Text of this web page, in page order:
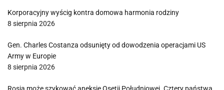
Korporacyjny wyścig kontra domowa harmonia rodziny
8 sierpnia 2026
Gen. Charles Costanza odsunięty od dowodzenia operacjami US
Army w Europie
8 sierpnia 2026